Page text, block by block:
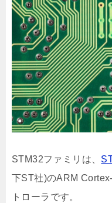
STM32ファミリは、
下ST社)のARM
トローラです。